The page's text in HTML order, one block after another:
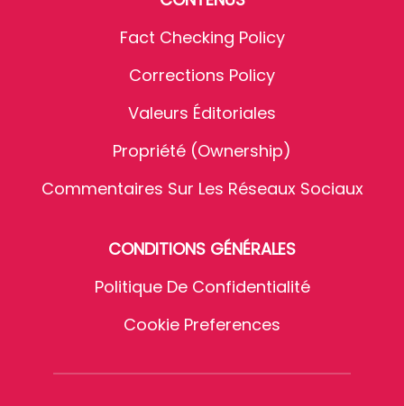
Fact Checking Policy
Corrections Policy
Valeurs Éditoriales
Propriété (Ownership)
Commentaires Sur Les Réseaux Sociaux
CONDITIONS GÉNÉRALES
Politique De Confidentialité
Cookie Preferences